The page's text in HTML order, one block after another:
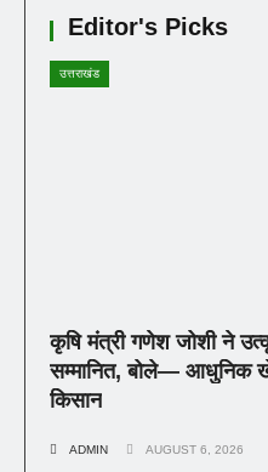
Editor's Picks
उत्तराखंड
कृषि मंत्री गणेश जोशी ने
सम्मानित, बोले— आधुनिक
किसान
ADMIN AUGUST 6, 2026